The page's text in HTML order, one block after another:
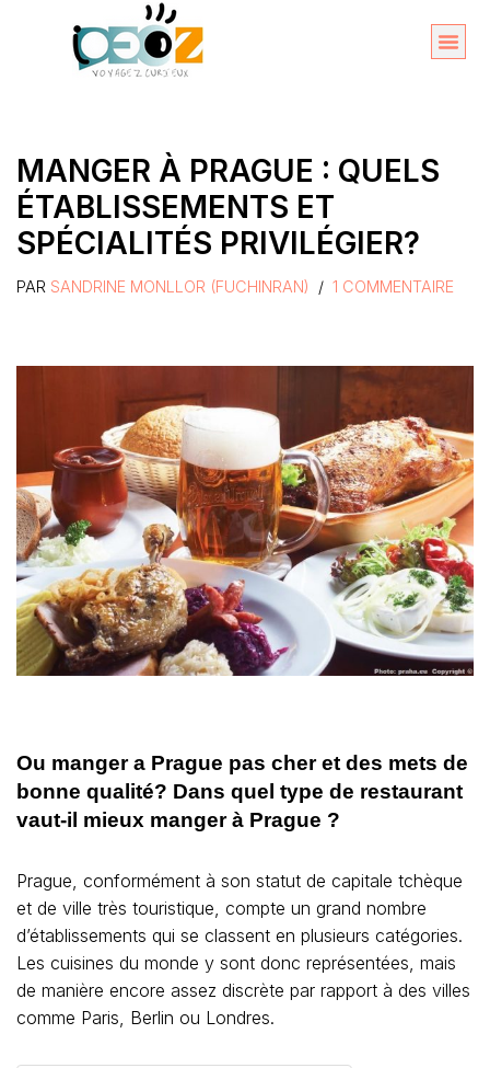
MANGER À PRAGUE : QUELS
ÉTABLISSEMENTS ET
SPÉCIALITÉS PRIVILÉGIER?
PAR SANDRINE MONLLOR (FUCHINRAN) 1 COMMENTAIRE
Ou manger a Prague pas cher et des mets de
bonne qualité? Dans quel type de restaurant
vaut-il mieux manger à Prague ?
Prague, conformément à son statut de capitale tchèque
et de ville très touristique, compte un grand nombre
d’établissements qui se classent en plusieurs catégories.
Les cuisines du monde y sont donc représentées, mais
de manière encore assez discrète par rapport à des villes
comme Paris, Berlin ou Londres.